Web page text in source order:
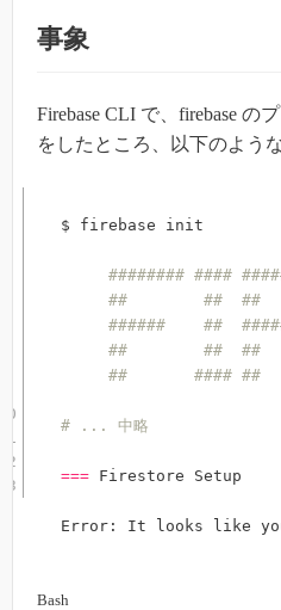
事象
Firebase CLI で、firebase の
をしたところ、以下のよう
$ firebase init
######## ####
##        ##  ##
######    ##
##        ##  ##
##       #### ##
# ... 中略
=== Firestore Setup
Error: It looks like
Bash